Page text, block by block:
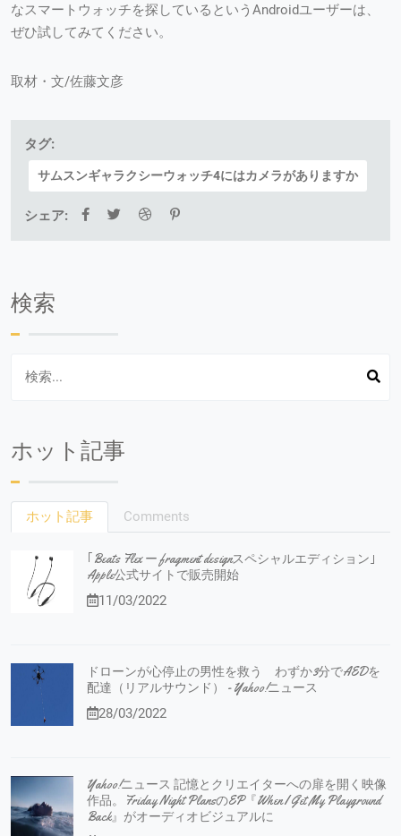
なスマートウォッチを探しているというAndroidユーザーは、
ぜひ試してみてください。
取材・文/佐藤文彦
タグ:
サムスンギャラクシーウォッチ4にはカメラがありますか
シェア:
検索
ホット記事
ホット記事 Comments
｢Beats Flex ー fragment designスペシャルエディション｣
Apple公式サイトで販売開始
11/03/2022
ドローンが心停止の男性を救う わずか3分でAEDを
配達（リアルサウンド） - Yahoo!ニュース
28/03/2022
Yahoo!ニュース 記憶とクリエイターへの扉を開く映像
作品。Friday Night PlansのEP『When I Get My Playground
Back』がオーディオビジュアルに